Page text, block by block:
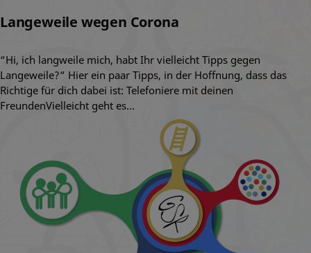
Langeweile wegen Corona
“Hi, ich langweile mich, habt Ihr vielleicht Tipps gegen
Langeweile?“ Hier ein paar Tipps, in der Hoffnung, dass das
Richtige für dich dabei ist: Telefoniere mit deinen
FreundenVielleicht geht es…